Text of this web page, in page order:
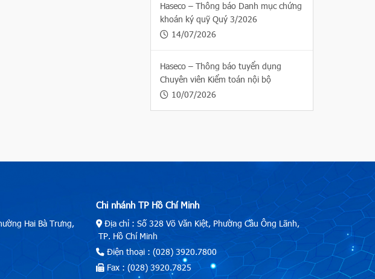
Haseco – Thông báo Danh mục chứng
khoán ký quỹ Quý 3/2026
14/07/2026
Haseco – Thông báo tuyển dụng
Chuyên viên Kiểm toán nội bộ
10/07/2026
Hai Bà Trưng,
Chi nhánh TP Hồ Chí Minh
Địa chỉ : Số 328 Võ Văn Kiệt, Phường Cầu Ông Lãnh,
TP. Hồ Chí Minh
Điện thoại : (028) 3920.7800
Fax : (028) 3920.7825